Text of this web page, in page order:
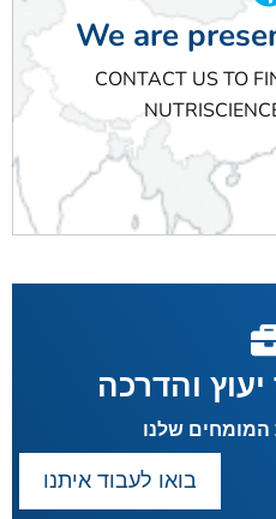
We are
CONTACT US TO
והדרכה
המומחים שלנו
בואו לעבוד איתנו